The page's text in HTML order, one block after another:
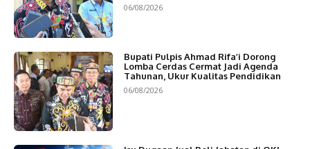
06/08/2026
Bupati Pulpis Ahmad Rifa’i Dorong
Lomba Cerdas Cermat Jadi Agenda
Tahunan, Ukur Kualitas Pendidikan
06/08/2026